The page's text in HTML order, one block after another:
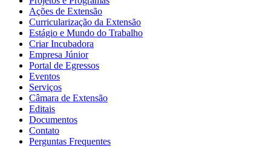
Ações de Extensão
Curricularização da Extensão
Estágio e Mundo do Trabalho
Criar Incubadora
Empresa Júnior
Portal de Egressos
Eventos
Serviços
Câmara de Extensão
Editais
Documentos
Contato
Perguntas Frequentes